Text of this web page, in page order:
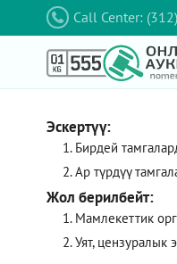
Call Center:
Эскертүү:
Бирдей
Ар түрдүү
Жол берилбейт:
Мамлекеттик
Уят, цензуралык